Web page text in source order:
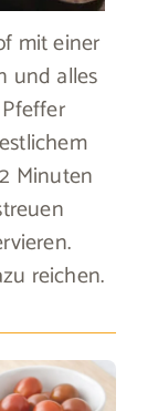
mit einer
und alles
Minuten
reichen.